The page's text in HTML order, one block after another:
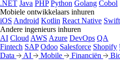
.NET Java PHP Python Golang Cobol
Mobiele ontwikkelaars inhuren
iOS Android Kotlin React Native Swift
Andere ingenieurs inhuren
AI Cloud AWS Azure DevOps QA
Fintech SAP Odoo Salesforce Shopify
Data
AI Mobile Financiën